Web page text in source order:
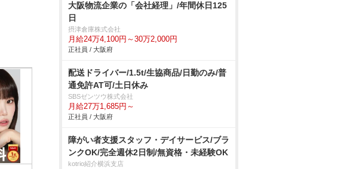
大阪物流企業の「会社経理」/年間休日125
日
摂津倉庫株式会社
月給24万4,100円～30万2,000円
正社員 / 大阪府
配送ドライバー/1.5t/生協商品/日勤のみ/普
通免許AT可/土日休み
SBSゼンツウ株式会社
月給27万1,685円～
正社員 / 大阪府
障がい者支援スタッフ・デイサービス/ブラ
ンクOK/完全週休2日制/無資格・未経験OK
kotrio紹介横浜支店